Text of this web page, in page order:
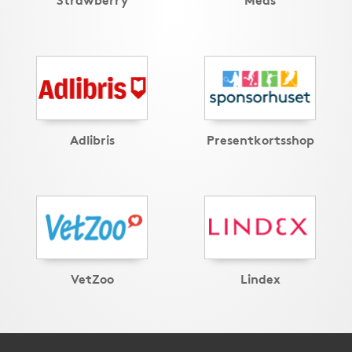
Adlibris Presentkortsshop
VetZoo Lindex